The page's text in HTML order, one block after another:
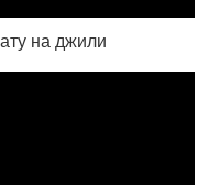
на джили